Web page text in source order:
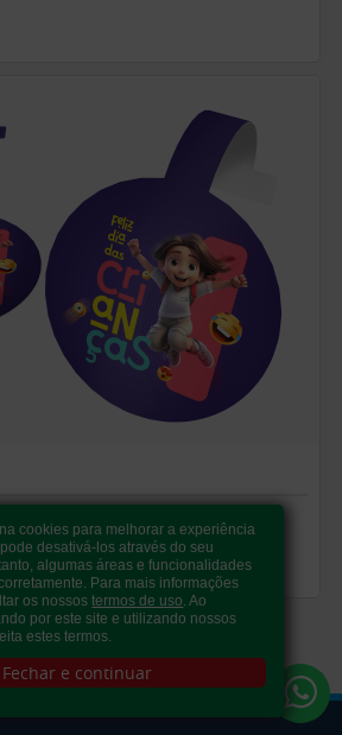
cookies para melhorar a experiência
desativá-los através do seu
algumas áreas e funcionalidades
Para mais informações
os nossostermos de uso. Ao
por este site e utilizando nossos
estes termos.
Fechar e continuar